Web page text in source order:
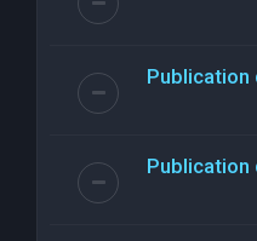
Publication
Publication